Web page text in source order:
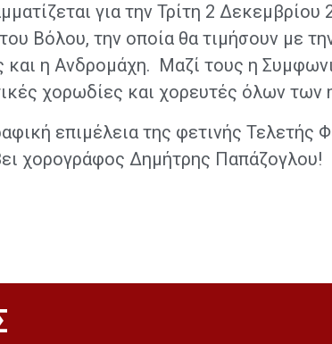
για την Τρίτη 2 Δεκεμβρίου
Βόλου, την οποία θα τιμήσουν με
η Ανδρομάχη. Μαζί τους η
χορωδίες και χορευτές όλων των
επιμέλεια της φετινής Τελετής
χορογράφος Δημήτρης Παπάζογλου!